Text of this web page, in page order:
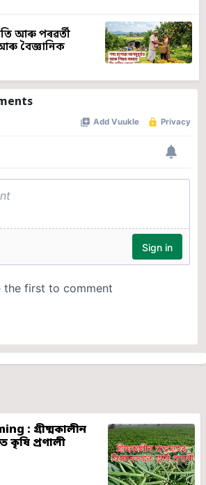
আৰু পৰৱৰ্তী
বৈজ্ঞানিক
: গ্ৰীষ্মকালীন
কৃষি প্ৰণালী